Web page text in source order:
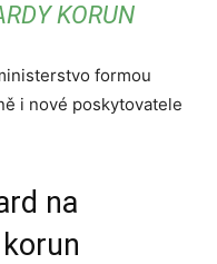
KORUN
formou
i nové poskytovatele
na